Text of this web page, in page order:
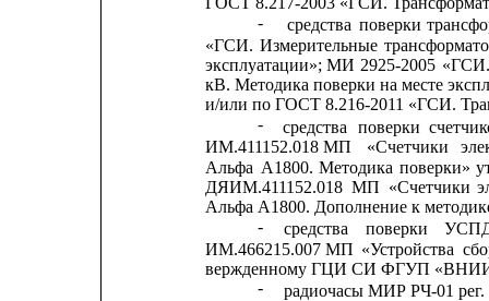
-
средства поверки
«ГСИ. Измерительные
эксплуатации»; МИ 2925-2005
кВ. Методика поверки на месте
и/или по ГОСТ 8.216-2011 «ГСИ.
-
средства поверки
ИМ.411152.018 МП
«Счетчики
Альфа А1800. Методика поверки»
ДЯИМ.411152.018 МП «Счетчики
Альфа А1800. Дополнение к
-
средства поверки
ИМ.466215.007 МП «Устройства
вержденному ГЦИ СИ ФГУП
-
радиочасы МИР РЧ-01